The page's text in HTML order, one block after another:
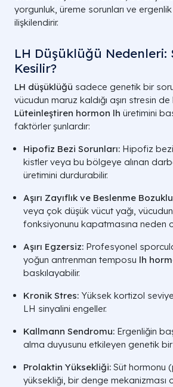
yorgunluk, üreme sorunları ve
ilişkilendirir.
LH Düşüklüğü Nedenleri:
Kesilir?
LH düşüklüğü sadece genetik bir
vücudun maruz kaldığı aşırı stresin
Lüteinleştiren hormon lh üretimini
faktörler şunlardır:
Hipofiz Bezi Sorunları: Hipofiz
kistler veya bu bölgeye alınan
üretimini durdurabilir.
Aşırı Zayıflık ve Beslenme
veya çok düşük vücut yağı,
fonksiyonunu kapatmasına neden
Aşırı Egzersiz: Profesyonel
yoğun antrenman temposu lh
baskılayabilir.
Kronik Stres: Yüksek kortizol
LH sinyalini engeller.
Kallmann Sendromu: Ergenliğin
alma duyusunu etkileyen genetik
Prolaktin Yüksekliği: Süt hormonu
yüksekliği, bir denge mekanizması